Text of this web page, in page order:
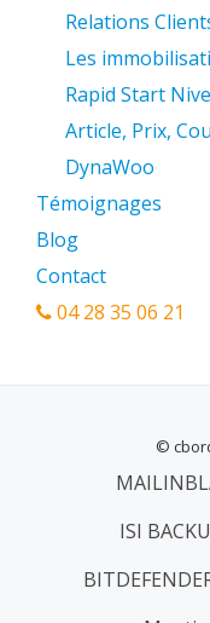
Relations
Les
Rapid Start
Article, Prix,
DynaWoo
Témoignages
Blog
Contact
04 28 35 06 21
©
ISI